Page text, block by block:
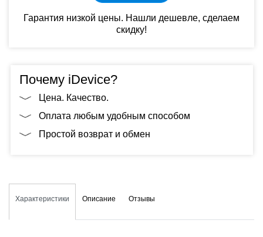
Гарантия низкой цены. Нашли дешевле, сделаем
скидку!
Почему iDevice?
Цена. Качество.
Оплата любым удобным способом
Простой возврат и обмен
Описание
Характеристики Отзывы